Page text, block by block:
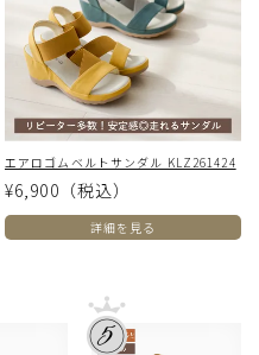
エアロゴムベルトサンダル KLZ261424
¥6,900 （税込）
詳細を見る